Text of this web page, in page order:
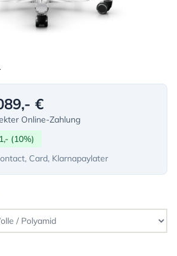
€
Online-Zahlung
(10%)
Card, Klarnapaylater